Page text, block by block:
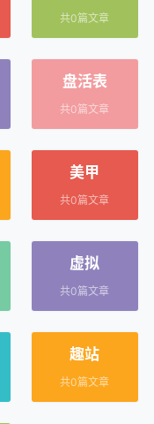
共0篇文章
盘活表
共0篇文章
美甲
共0篇文章
虚拟
共0篇文章
趣站
共0篇文章